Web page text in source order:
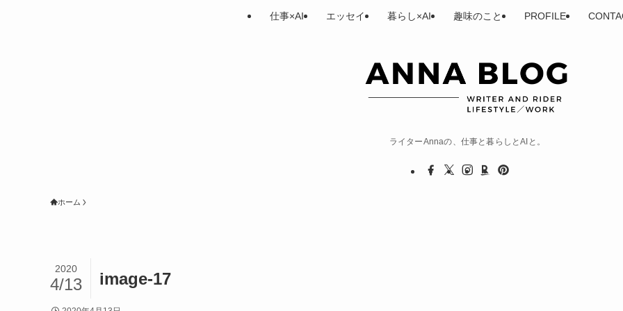
ライターAnnaの、仕事と暮らしとAIと。
仕事×AI エッセイ 暮らし×AI 趣味のこと PROFILE
ホーム
image-17
2020
4/13